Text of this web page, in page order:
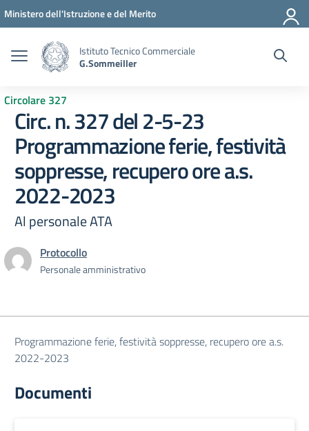
Vai ai contenuti
Vai al menu di navigazione
Vai al footer
Ministero dell'Istruzione e del Merito
Istituto Tecnico Commerciale
G.Sommeiller
Circolare 327
Circ. n. 327 del 2-5-23
Programmazione ferie, festività
soppresse, recupero ore a.s.
2022-2023
Al personale ATA
Protocollo
Personale amministrativo
Programmazione ferie, festività soppresse, recupero ore a.s.
2022-2023
Documenti